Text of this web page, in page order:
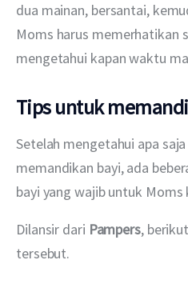
dua mainan, bersantai,
Moms harus memerhatikan
mengetahui kapan waktu
Tips untuk
Setelah mengetahui apa
memandikan bayi, ada
bayi yang wajib untuk Moms
Dilansir dari Pampers,
tersebut.